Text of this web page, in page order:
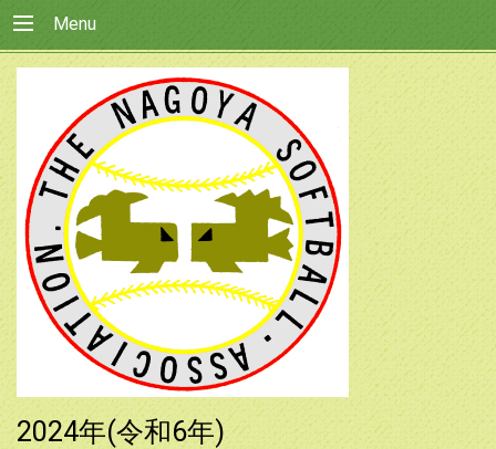
Menu
2024年(令和6年)